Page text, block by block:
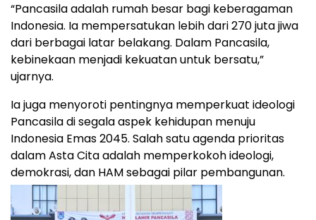
“Pancasila adalah rumah besar bagi keberagaman
Indonesia. Ia mempersatukan lebih dari 270 juta jiwa
dari berbagai latar belakang. Dalam Pancasila,
kebinekaan menjadi kekuatan untuk bersatu,”
ujarnya.
Ia juga menyoroti pentingnya memperkuat ideologi
Pancasila di segala aspek kehidupan menuju
Indonesia Emas 2045. Salah satu agenda prioritas
dalam Asta Cita adalah memperkokoh ideologi,
demokrasi, dan HAM sebagai pilar pembangunan.